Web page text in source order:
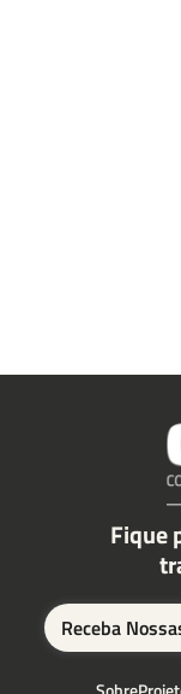
Fique
Receba